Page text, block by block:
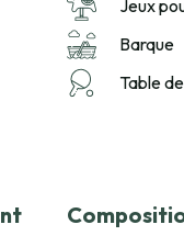
Jeux
Barque
Table